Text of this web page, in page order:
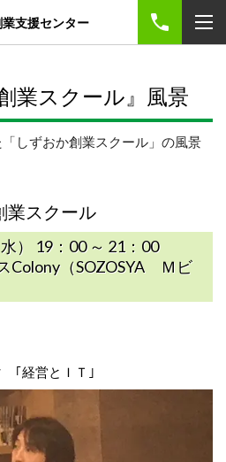
支援センター
業スクール』風景
しずおか創業スクール」の風景
業スクール
） 19：00 ～ 21：00
Colony（SOZOSYA Ｍビ
｢経営とＩＴ｣